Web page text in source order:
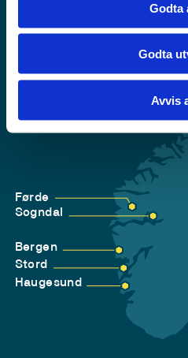
Godta
Godta
Avvis
Førde
Sogndal
Bergen
Stord
Haugesund